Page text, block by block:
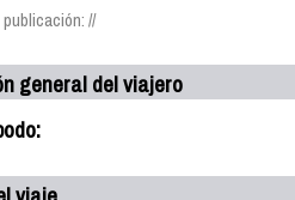
//
general del viajero